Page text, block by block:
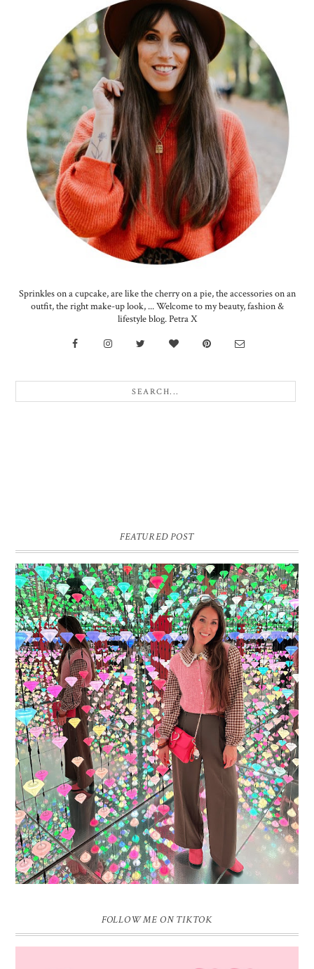
Sprinkles on a cupcake, are like the cherry on a pie, the accessories on an
outfit, the right make-up look, ... Welcome to my beauty, fashion &
lifestyle blog. Petra X
FEATURED POST
16 JAAR SPRINKLES ON A CUPCAKE
Vandaag is het weer zo’n moment waarop ik even bewust op de
pauzeknop duw, want Sprinkles on a Cupcake bestaat 16 jaar. Zestien.
Dat blijft ...
FOLLOW ME ON TIKTOK